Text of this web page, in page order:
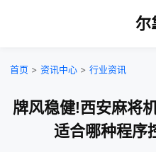
尔
首页 > 资讯中心 > 行业资讯
牌风稳健!西安麻将
适合哪种程序